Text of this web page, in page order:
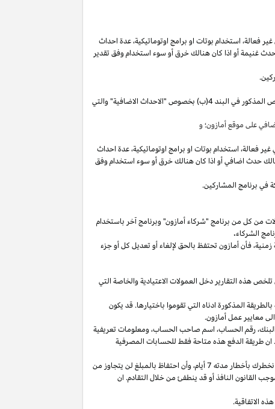
فعالة، استخدام بوتات او برامج اوتوماتيكية،عدة احداث
غنيمة أو اذا كان هنالك خرق أو سوء استخدام وفق تقدير
"). سوق تقوم بكسب دخل العمولة الخاص المذكور في البند 4(ب) بخصوص "الاحداث الاضافية" والتي
على موقع أمازون؛ و
غيرفعالة، استخدام بوتات او برامج اوتوماتيكية،عدة احداث
حدث اضافي أو اذا كان هنالك خرق أو سوء استخدام وفق
في برنامج المشاركين.
من كل من برنامج "شركاء أمازون" وبرنامج آخر باستخدام
الشركاء.
زمنية،فأن أمازون تحتفظ بالحق لإلغاء أو تعديل كل أو جزء
تلخص هذه التقارير دخل العمولات الاعتيادية والخاصة التي
من انتهاء الشهر الذي تم كسب العمولة فيه بالطريقة المذكورة ادناه التي تقوموا باختيارها. قد يكون
معايير عمل أمازون.
البنك،رقم الحساب، اسم صاحب الحساب،ومعلومات تعريفية
. انطريقة الدفعهذه متاحةفقط للحسابات المصرفية
بأخطار مدته 7 أيام،وأن احتفاظ بالمبلغ لن يتجاوز من
القانون النافذ أو قد ينطفئ من خلال التقادم. ان
الاتفاقية.